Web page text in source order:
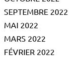
SEPTEMBRE 2022
MAI 2022
MARS 2022
FÉVRIER 2022